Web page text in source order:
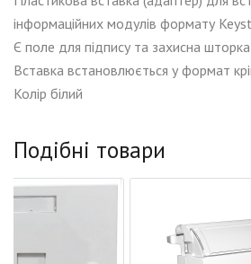
інформаційних модулів формату
Є поле для підпису та захисна шторка
Вставка встановлюється у формат
Колір білий
Подібні товари